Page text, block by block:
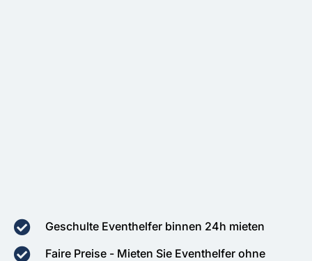
Geschulte Eventhelfer binnen 24h mieten
Faire Preise - Mieten Sie Eventhelfer ohne